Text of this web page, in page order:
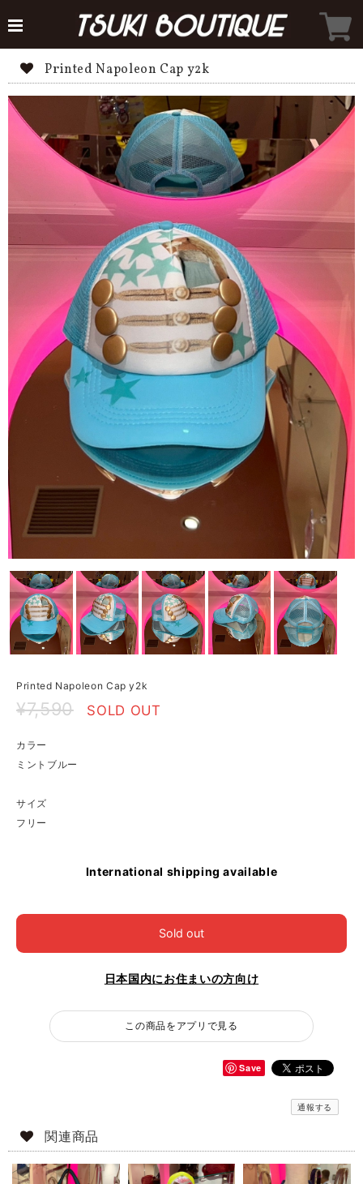
Printed Napoleon Cap y2k
Printed Napoleon Cap y2k
¥7,590 SOLD OUT
カラー
ミントブルー
サイズ
フリー
International shipping available
Sold out
日本国内にお住まいの方向け
この商品をアプリで見る
Save
通報する
関連商品